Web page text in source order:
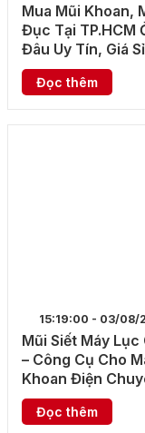
Mua Mũi Khoan,
Đục Tại TP.HCM
Đâu Uy Tín, Giá
Đọc thêm
15:19:00 - 03/08/
Mũi Siết Máy Lục
– Công Cụ Cho
Khoan Điện
Dụng
Đọc thêm